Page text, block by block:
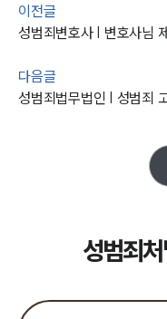
이전글
성범죄변호사 | 변호사님
다음글
성범죄법무법인 | 성범죄
성범죄